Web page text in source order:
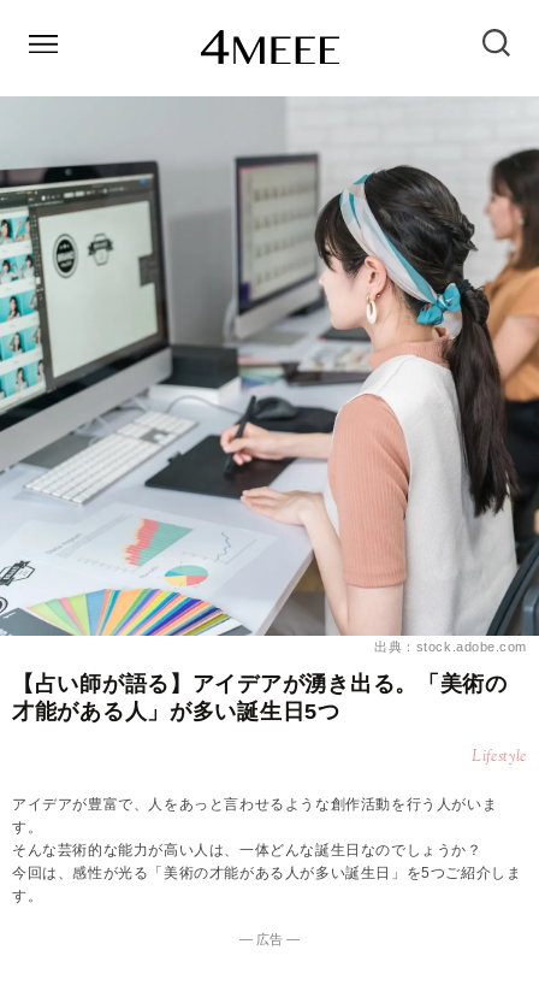
出典：stock.adobe.com
【占い師が語る】アイデアが湧き出る。「美術の
才能がある人」が多い誕生日5つ
Lifestyle
アイデアが豊富で、人をあっと言わせるような創作活動を行う人がいま
す。
そんな芸術的な能力が高い人は、一体どんな誕生日なのでしょうか？
今回は、感性が光る「美術の才能がある人が多い誕生日」を5つご紹介しま
す。
― 広告 ―